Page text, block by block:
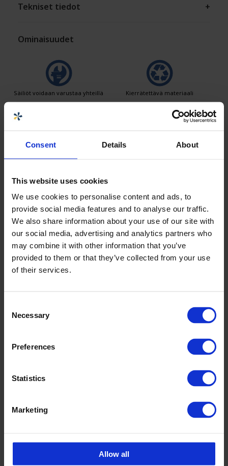
Consent Details About
This website uses cookies
We use cookies to personalise content and ads, to
provide social media features and to analyse our traffic.
We also share information about your use of our site with
our social media, advertising and analytics partners who
may combine it with other information that you’ve
provided to them or that they’ve collected from your use
of their services.
Selection
Necessary
Preferences
Statistics
Marketing
Allow all
Tekniset tiedot +
Ominaisuudet
Säiliöt voidaan varustaa yhteillä Kierrätettävä materiaali
Laaja lämpötila-alue
Hyvä kemikaali- ja
korroosiokestävyys
Tuotteet on helppo puhdistaa
Myyntipäällikkö CPX Teollisuustuotteet
Lisätarvikkeet